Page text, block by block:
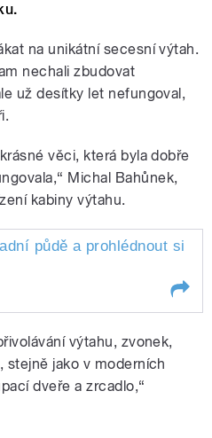
na unikátní secesní výtah.
nechali zbudovat
už desítky let nefungoval,
věci, která byla dobře
Michal Bahůnek,
kabiny výtahu.
a prohlédnout
zdejšího secesního
í tahák pro
na
Lenka
půdě a prohlédnout si
secesního
í
hradu
výtahu, zvonek,
stejně jako v moderních
dveře a zrcadlo,“